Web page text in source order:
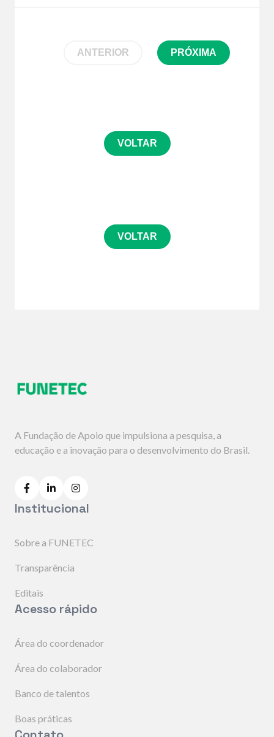
ANTERIOR PRÓXIMA
VOLTAR
VOLTAR
A Fundação de Apoio que impulsiona a pesquisa, a
educação e a inovação para o desenvolvimento do Brasil.
Institucional
Sobre a FUNETEC
Transparência
Editais
Acesso rápido
Área do coordenador
Área do colaborador
Banco de talentos
Boas práticas